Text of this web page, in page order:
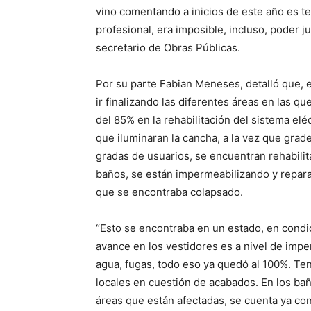
vino comentando a inicios de este año es
profesional, era imposible, incluso, poder
secretario de Obras Públicas.
Por su parte Fabian Meneses, detalló que,
ir finalizando las diferentes áreas en las
del 85% en la rehabilitación del sistema
que iluminaran la cancha, a la vez que
gradas de usuarios, se encuentran
baños, se están impermeabilizando y
que se encontraba colapsado.
“Esto se encontraba en un estado, en
avance en los vestidores es a nivel de
agua, fugas, todo eso ya quedó al 100%.
locales en cuestión de acabados. En los
áreas que están afectadas, se cuenta ya